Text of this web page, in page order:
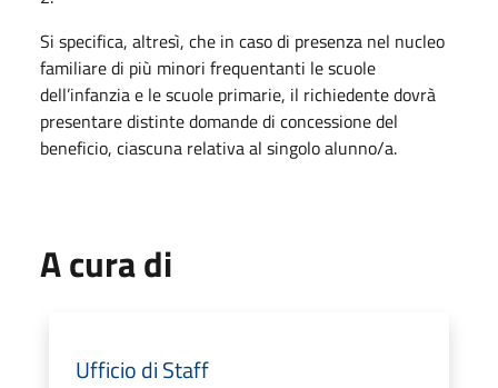
Si specifica, altresì, che in caso di presenza nel nucleo
familiare di più minori frequentanti le scuole
dell’infanzia e le scuole primarie, il richiedente dovrà
presentare distinte domande di concessione del
beneficio, ciascuna relativa al singolo alunno/a.
A cura di
Ufficio di Staff